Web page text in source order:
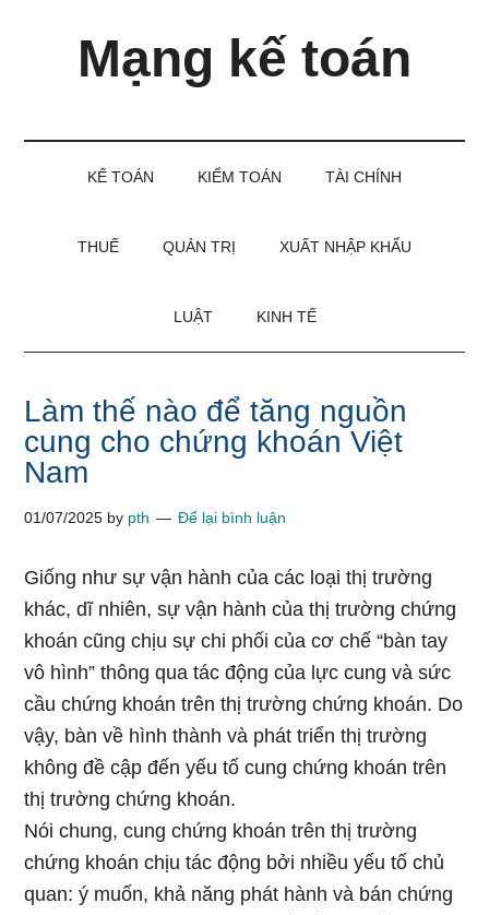
Mạng kế toán
KẾ TOÁN KIỂM TOÁN TÀI CHÍNH
THUẾ QUẢN TRỊ XUẤT NHẬP KHẨU
LUẬT KINH TẾ
Làm thế nào để tăng nguồn
cung cho chứng khoán Việt
Nam
01/07/2025 by pth Để lại bình luận
Giống như sự vận hành của các loại thị trường
khác, dĩ nhiên, sự vận hành của thị trường chứng
khoán cũng chịu sự chi phối của cơ chế “bàn tay
vô hình” thông qua tác động của lực cung và sức
cầu chứng khoán trên thị trường chứng khoán. Do
vậy, bàn về hình thành và phát triển thị trường
không đề cập đến yếu tố cung chứng khoán trên
thị trường chứng khoán.
Nói chung, cung chứng khoán trên thị trường
chứng khoán chịu tác động bởi nhiều yếu tố chủ
quan: ý muốn, khả năng phát hành và bán chứng